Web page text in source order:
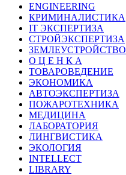
ENGINEERING
КРИМИНАЛИСТИКА
IT ЭКСПЕРТИЗА
СТРОЙЭКСПЕРТИЗА
ЗЕМЛЕУСТРОЙСТВО
О Ц Е Н К А
ТОВАРОВЕДЕНИЕ
ЭКОНОМИКА
АВТОЭКСПЕРТИЗА
ПОЖАРОТЕХНИКА
МЕДИЦИНА
ЛАБОРАТОРИЯ
ЛИНГВИСТИКА
ЭКОЛОГИЯ
INTELLECT
LIBRARY